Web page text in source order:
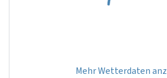
Mehr Wetterdaten